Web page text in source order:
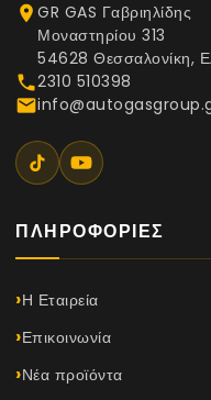
place GR GAS Γαβριηλίδης
Μοναστηρίου 313
54628 Θεσσαλονίκη,
phone2310 510398
email
ΠΛΗΡΟΦΟΡΊΕΣ
Η Εταιρεία
Επικοινωνία
Νέα προϊόντα